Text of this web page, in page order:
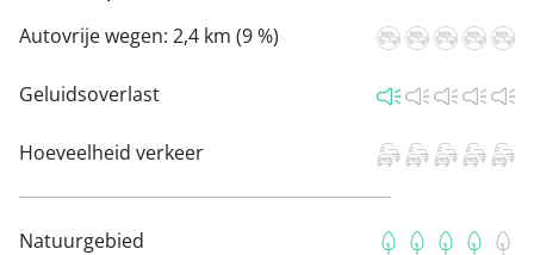
Autovrije wegen: 2,4 km (9 %)
Geluidsoverlast
Hoeveelheid verkeer
Natuurgebied